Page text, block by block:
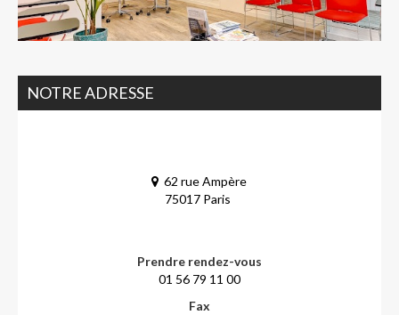
NOTRE ADRESSE
62 rue Ampère
75017 Paris
Prendre rendez-vous
01 56 79 11 00
Fax